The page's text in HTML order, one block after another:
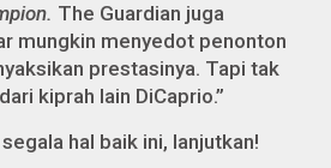
The Guardian juga
mungkin menyedot penonton
prestasinya. Tapi tak
kiprah lain DiCaprio.”
segala hal baik ini, lanjutkan!